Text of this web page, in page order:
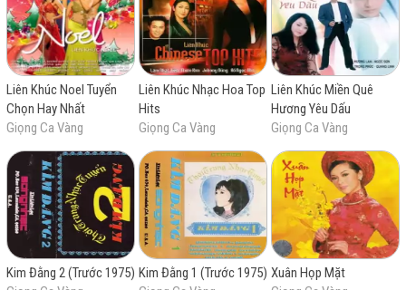
tình tuyến lượng
cao
Hương Tình Cũ
Liên Khúc Noel Tuyển
Chọn Hay Nhất
Giọng Ca Vàng
Liên Khúc Nhạc Hoa Top
Hits
Giọng Ca Vàng
Liên Khúc Miền Quê
Hương Yêu Dấu
Giọng Ca Vàng
Kim Đằng 2 (Trước 1975) Kim Đằng 1 (Trước 1975) Xuân Họp Mặt